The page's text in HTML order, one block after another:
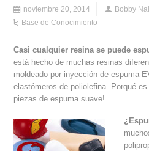
noviembre 20, 2014
Bobby
Base de Conocimiento
Casi cualquier resina se puede
está hecho de muchas resinas
moldeado por inyección de espuma
elastómeros de poliolefina. Porqué
piezas de espuma suave!